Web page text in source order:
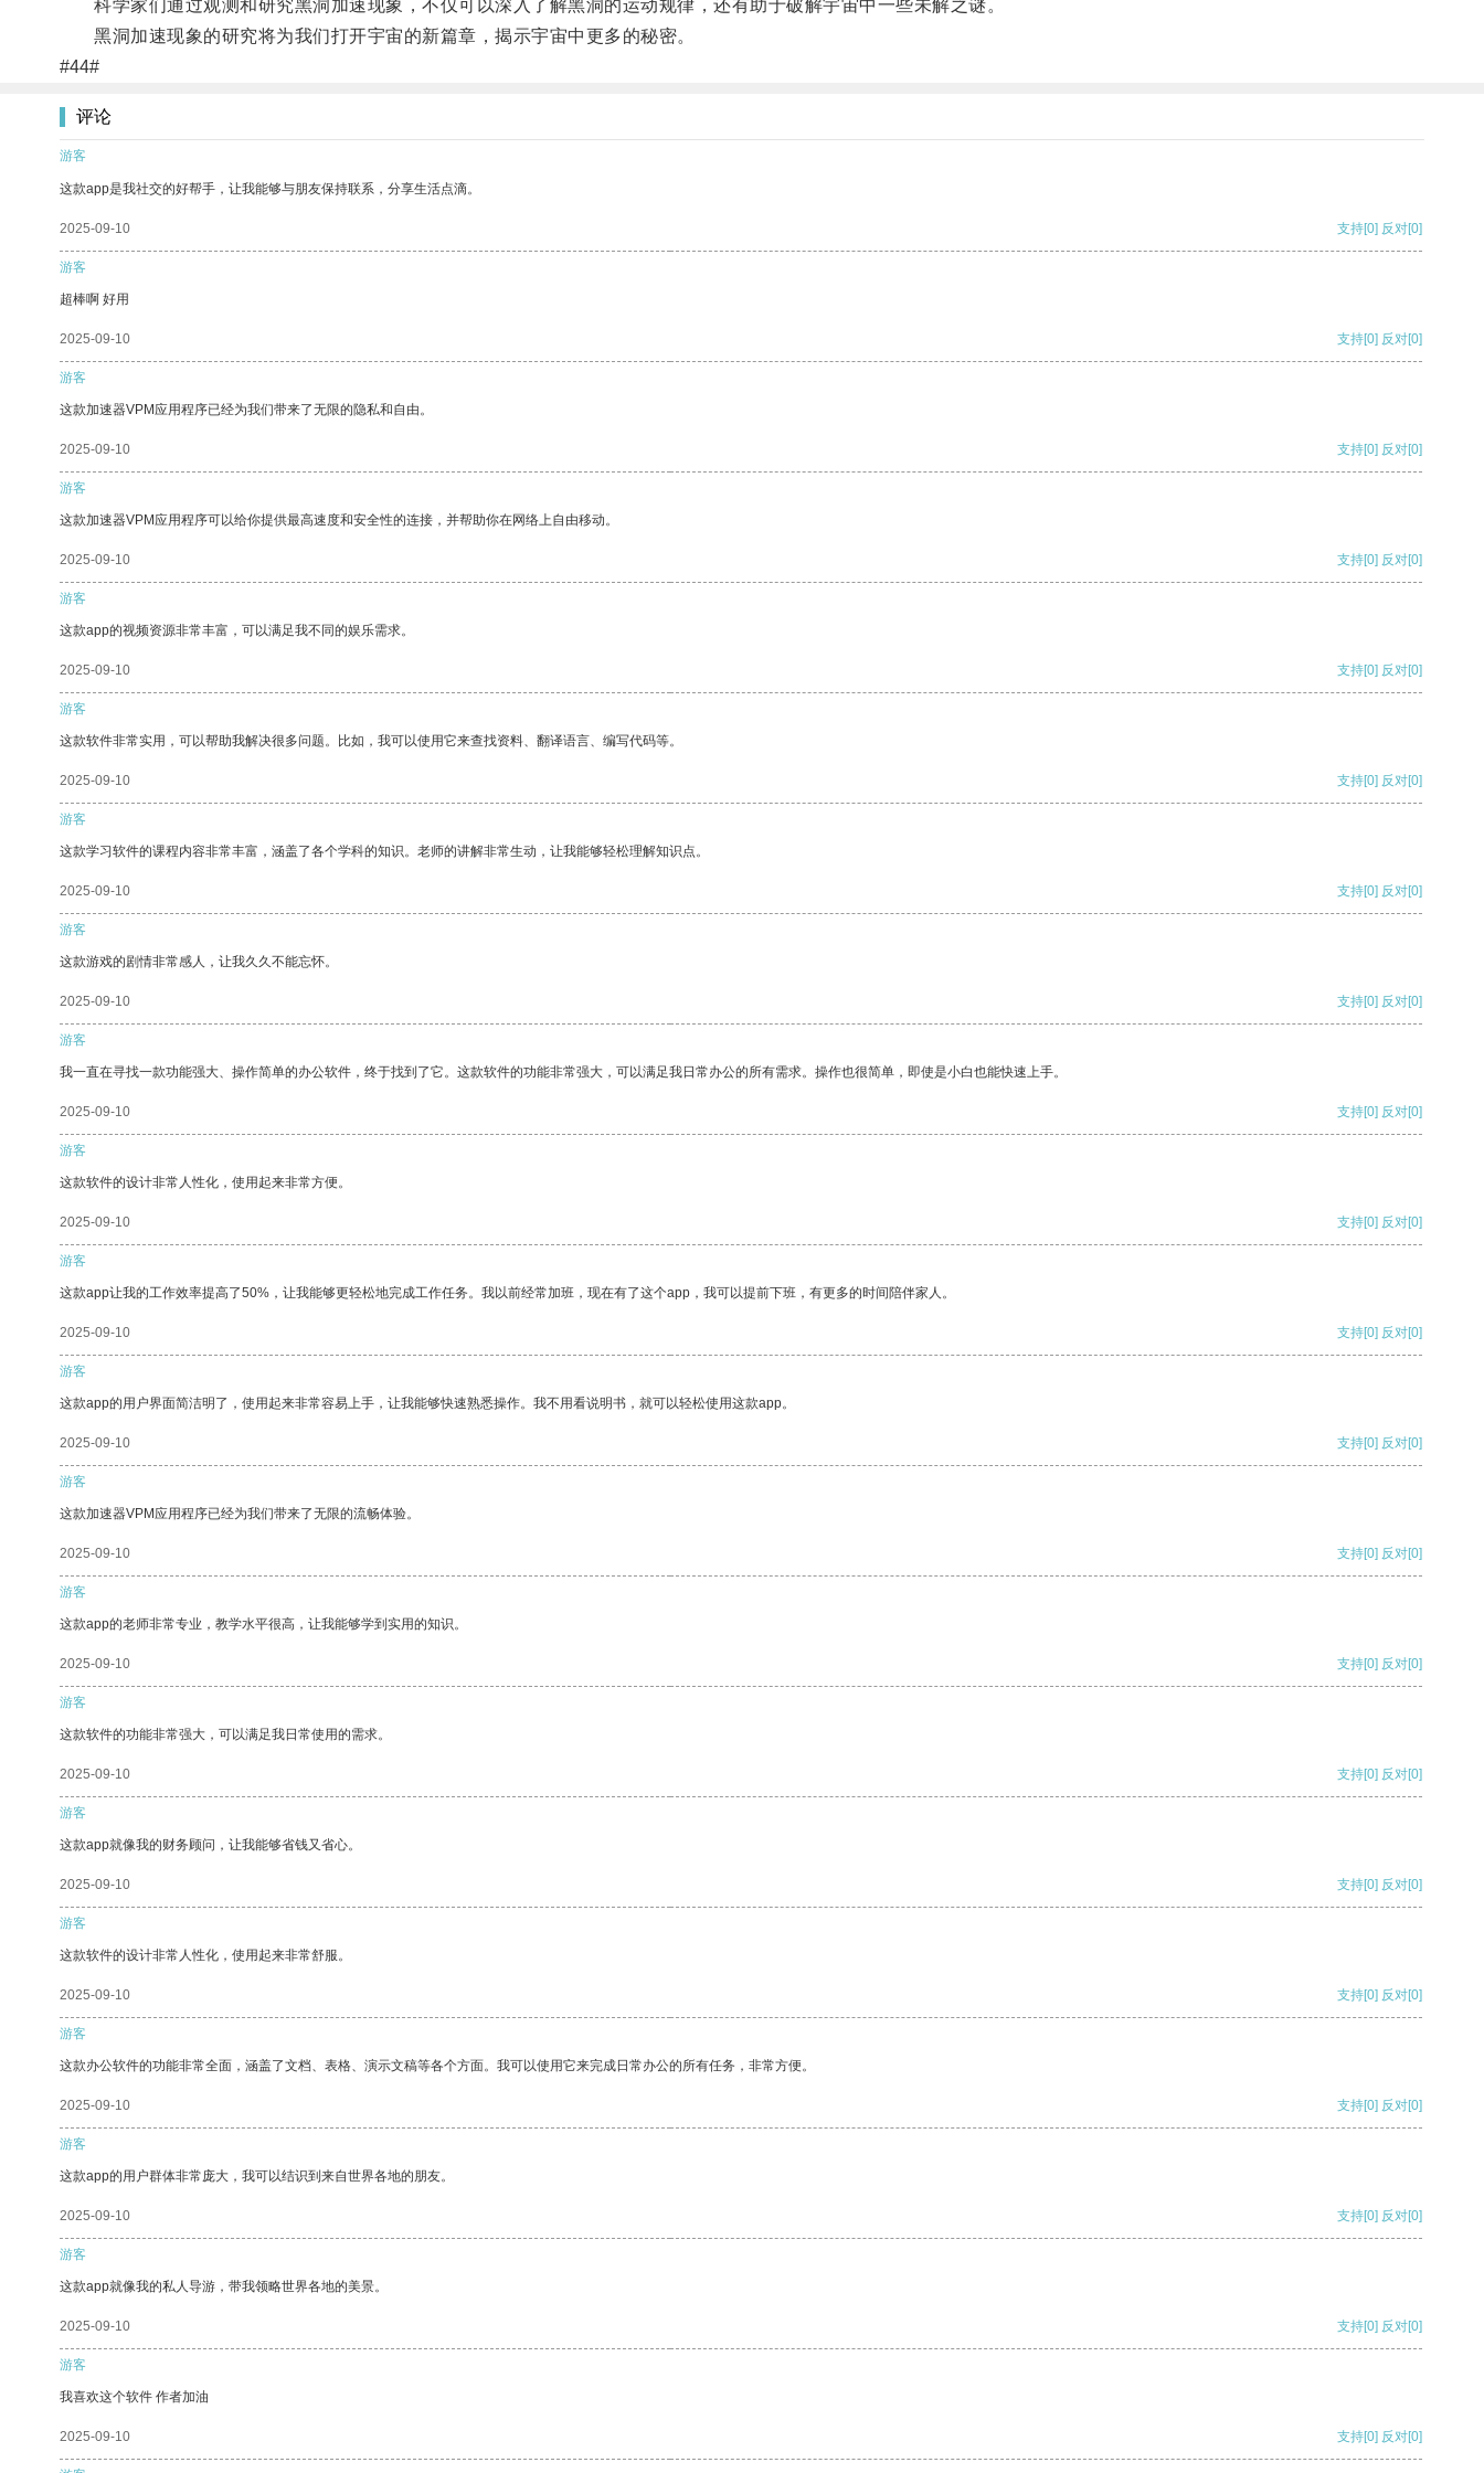
科学家们通过观测和研究黑洞加速现象，不仅可以深入了解黑洞的运动规律，还有助于破解宇宙中一些未解之谜。
黑洞加速现象的研究将为我们打开宇宙的新篇章，揭示宇宙中更多的秘密。
#44#
评论
游客
这款app是我社交的好帮手，让我能够与朋友保持联系，分享生活点滴。
2025-09-10 支持[0] 反对[0]
游客
超棒啊 好用
2025-09-10 支持[0] 反对[0]
游客
这款加速器VPM应用程序已经为我们带来了无限的隐私和自由。
2025-09-10 支持[0] 反对[0]
游客
这款加速器VPM应用程序可以给你提供最高速度和安全性的连接，并帮助你在网络上自由移动。
2025-09-10 支持[0] 反对[0]
游客
这款app的视频资源非常丰富，可以满足我不同的娱乐需求。
2025-09-10 支持[0] 反对[0]
游客
这款软件非常实用，可以帮助我解决很多问题。比如，我可以使用它来查找资料、翻译语言、编写代码等。
2025-09-10 支持[0] 反对[0]
游客
这款学习软件的课程内容非常丰富，涵盖了各个学科的知识。老师的讲解非常生动，让我能够轻松理解知识点。
2025-09-10 支持[0] 反对[0]
游客
这款游戏的剧情非常感人，让我久久不能忘怀。
2025-09-10 支持[0] 反对[0]
游客
我一直在寻找一款功能强大、操作简单的办公软件，终于找到了它。这款软件的功能非常强大，可以满足我日常办公的所有需求。操作也很简单，即使是小白也能快速上手。
2025-09-10 支持[0] 反对[0]
游客
这款软件的设计非常人性化，使用起来非常方便。
2025-09-10 支持[0] 反对[0]
游客
这款app让我的工作效率提高了50%，让我能够更轻松地完成工作任务。我以前经常加班，现在有了这个app，我可以提前下班，有更多的时间陪伴家人。
2025-09-10 支持[0] 反对[0]
游客
这款app的用户界面简洁明了，使用起来非常容易上手，让我能够快速熟悉操作。我不用看说明书，就可以轻松使用这款app。
2025-09-10 支持[0] 反对[0]
游客
这款加速器VPM应用程序已经为我们带来了无限的流畅体验。
2025-09-10 支持[0] 反对[0]
游客
这款app的老师非常专业，教学水平很高，让我能够学到实用的知识。
2025-09-10 支持[0] 反对[0]
游客
这款软件的功能非常强大，可以满足我日常使用的需求。
2025-09-10 支持[0] 反对[0]
游客
这款app就像我的财务顾问，让我能够省钱又省心。
2025-09-10 支持[0] 反对[0]
游客
这款软件的设计非常人性化，使用起来非常舒服。
2025-09-10 支持[0] 反对[0]
游客
这款办公软件的功能非常全面，涵盖了文档、表格、演示文稿等各个方面。我可以使用它来完成日常办公的所有任务，非常方便。
2025-09-10 支持[0] 反对[0]
游客
这款app的用户群体非常庞大，我可以结识到来自世界各地的朋友。
2025-09-10 支持[0] 反对[0]
游客
这款app就像我的私人导游，带我领略世界各地的美景。
2025-09-10 支持[0] 反对[0]
游客
我喜欢这个软件 作者加油
2025-09-10 支持[0] 反对[0]